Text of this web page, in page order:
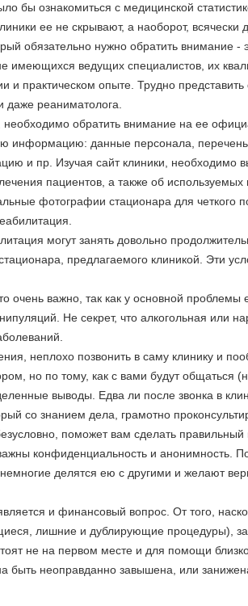
бы ознакомиться с медицинской
ее не скрывают, а наоборот, всячески
обязательно нужно обратить внимание
имеющихся ведущих специалистов, их
и практическом опыте. Трудно
даже реаниматолога.
необходимо обратить внимание на ее
информацию: данные персонала,
и пр. Изучая сайт клиники, необходимо
пациентов, а также об
фотографии стационара для четкого
могут занять довольно
предлагаемого клиникой. Эти
очень важно, так как у основной
Не секрет, что алкогольная или
неплохо позвонить в саму клинику и
но по тому, как с вами будут общаться
выводы. Едва ли после звонка в
со знанием дела, грамотно
поможет вам сделать правильный
конфиденциальность и анонимность.
делятся ею с другими и желают
и финансовый вопрос. От того,
лишние и дублирующие процедуры),
не на первом месте и для помощи
быть неоправданно завышена, или